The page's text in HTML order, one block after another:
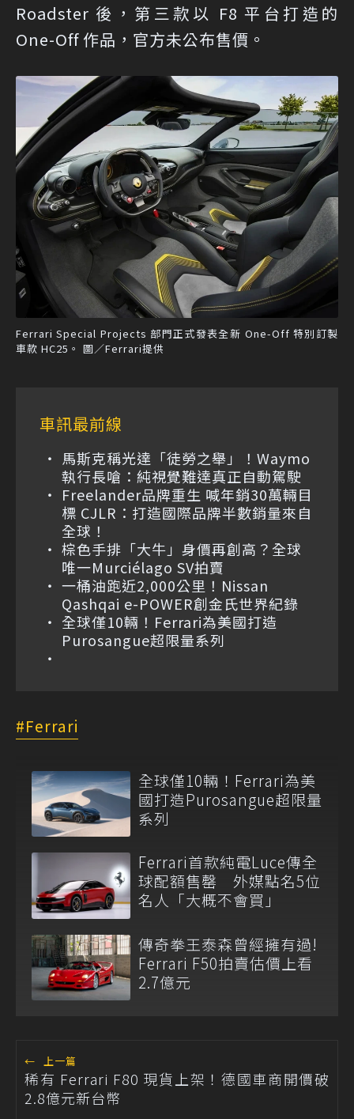
Roadster 後，第三款以 F8 平台打造的
One-Off 作品，官方未公布售價。
Ferrari Special Projects 部門正式發表全新 One-Off 特別訂製
車款 HC25。 圖／Ferrari提供
車訊最前線
馬斯克稱光達「徒勞之舉」！Waymo
執行長嗆：純視覺難達真正自動駕駛
Freelander品牌重生 喊年銷30萬輛目
標 CJLR：打造國際品牌半數銷量來自
全球！
棕色手排「大牛」身價再創高？全球
唯一Murciélago SV拍賣
一桶油跑近2,000公里！Nissan
Qashqai e-POWER創金氏世界紀錄
全球僅10輛！Ferrari為美國打造
Purosangue超限量系列
Ferrari
全球僅10輛！Ferrari為美
國打造Purosangue超限量
系列
Ferrari首款純電Luce傳全
球配額售罄 外媒點名5位
名人「大概不會買」
傳奇拳王泰森曾經擁有過!
Ferrari F50拍賣估價上看
2.7億元
← 上一篇
稀有 Ferrari F80 現貨上架！德國車商開價破
2.8億元新台幣